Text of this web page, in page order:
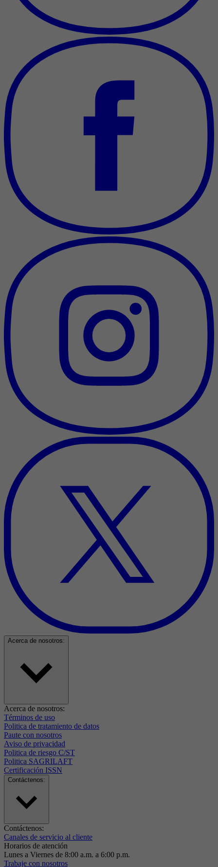
Acerca de nosotros:
Acerca de nosotros:
Términos de uso
Politica de tratamiento de datos
Paute con nosotros
Aviso de privacidad
Politica de riesgo C/ST
Politica SAGRILAFT
Certificación ISSN
Contáctenos:
Contáctenos:
Canales de servicio al cliente
Horarios de atención
Lunes a Viernes de 8:00 a.m. a 6:00 p.m.
Trabaje con nosotros